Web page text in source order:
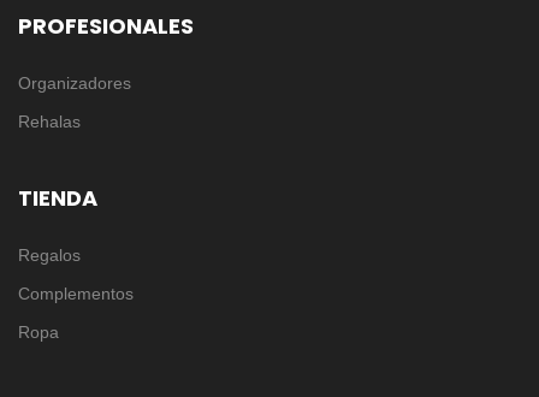
PROFESIONALES
Organizadores
Rehalas
TIENDA
Regalos
Complementos
Ropa